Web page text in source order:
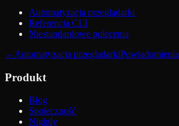
Automatyzacja przeglądarki
Referencja CLI
Niestandardowe polecenia
← Automatyzacja przeglądarkiPowiadomienia
Produkt
Blog
Społeczność
Nightly